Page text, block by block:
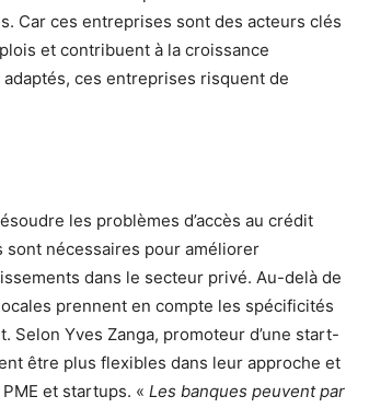
Car ces entreprises sont des acteurs clés
et contribuent à la croissance
ces entreprises risquent de
les problèmes d’accès au crédit
nécessaires pour améliorer
dans le secteur privé. Au-delà de
prennent en compte les spécificités
Selon Yves Zanga, promoteur d’une start-
être plus flexibles dans leur approche et
et startups. « Les banques peuvent par